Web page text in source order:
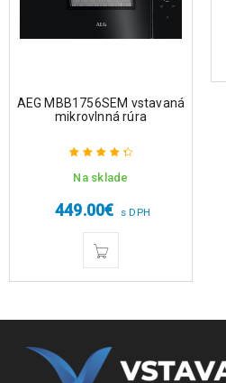
AEG MBB1756SEM vstavaná
mikrovlnná rúra
Hodnotenie
Na sklade
449.00€ s DPH